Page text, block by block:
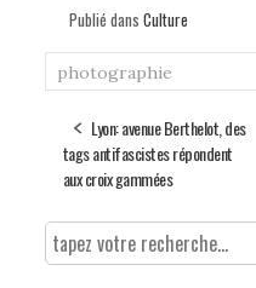
Publié dans Culture
photographie
Lyon: avenue Berthelot, des
tags antifascistes répondent
aux croix gammées